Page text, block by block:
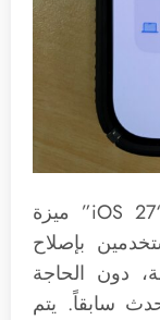
أضافت “آبل” في نظامها الجديد “iOS 27” ميزة
بإصلاح
دون الحاجة
سابقاً. يتم